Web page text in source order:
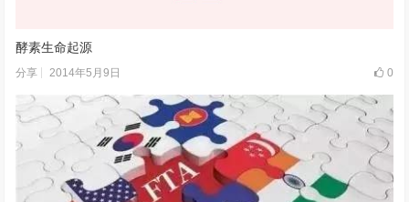
酵素生命起源
分享 2014年5月9日 0